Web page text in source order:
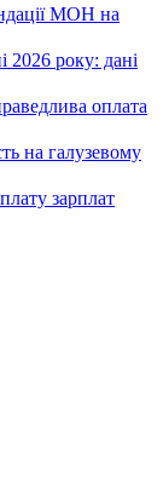
МОН на
року: дані
оплата
на галузевому
зарплат